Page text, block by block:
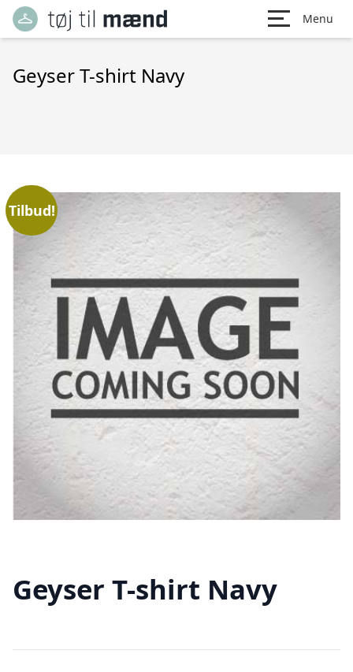
Menu
Geyser T-shirt Navy
Tilbud!
Geyser T-shirt Navy